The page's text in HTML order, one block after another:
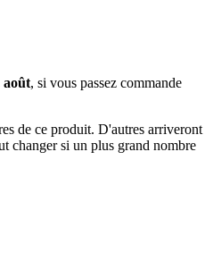
août, si vous passez commande
de ce produit. D'autres arriveront
changer si un plus grand nombre